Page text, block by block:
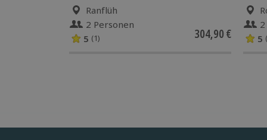
Ranflüh
2 Personen
5 (1) 304,90 €
5